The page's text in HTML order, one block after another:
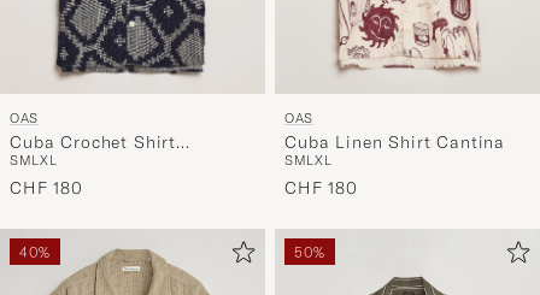
OAS
Cuba Crochet Shirt
Trastevere
SMLXL
CHF 180
OAS
Cuba Linen Shirt Cantina
SMLXL
CHF 180
40% 50%